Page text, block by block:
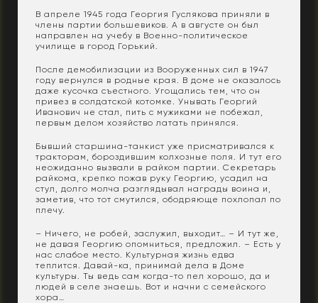
В апреле 1945 года Георгия Гуслякова приняли в
члены партии большевиков. А в августе он был
направлен на учебу в Военно-политическое
училище в город Горький.
После демобилизации из Вооруженных сил в 1947
году вернулся в родные края. В доме не оказалось
даже кусочка съестного. Угощались тем, что он
привез в солдатской котомке. Унывать Георгий
Иванович не стал, пить с мужиками не побежал,
первым делом хозяйство латать принялся.
Бывший старшина-танкист уже присматривался к
тракторам, бороздившим колхозные поля. И тут его
неожиданно вызвали в райком партии. Секретарь
райкома, крепко пожав руку Георгию, усадил на
стул, долго молча разглядывал награды воина и,
заметив, что тот смутился, ободряюще похлопал по
плечу.
– Ничего, не робей, заслужил, выходит… – И тут же,
не давая Георгию опомниться, предложил. – Есть у
нас слабое место. Культурная жизнь едва
теплится. Давай-ка, принимай дела в Доме
культуры. Ты ведь сам когда-то пел хорошо, да и
людей в селе знаешь. Вот и начни с семейского
хора…